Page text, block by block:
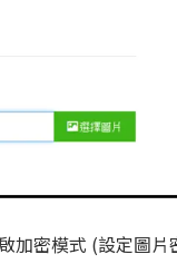
加密模式 (設定圖片